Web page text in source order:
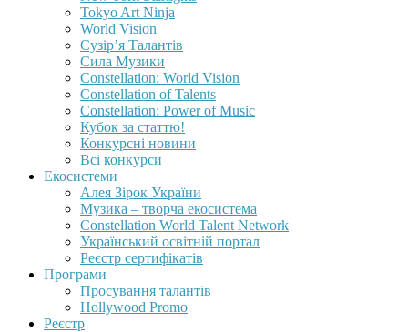
Tokyo Art Ninja
World Vision
Сузір’я Талантів
Сила Музики
Constellation: World Vision
Constellation of Talents
Constellation: Power of Music
Кубок за статтю!
Конкурсні новини
Всі конкурси
Екосистеми
Алея Зірок України
Музика – творча екосистема
Constellation World Talent Network
Український освітній портал
Реєстр сертифікатів
Програми
Просування талантів
Hollywood Promo
Реєстр